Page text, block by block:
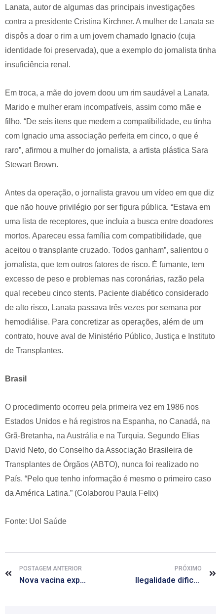
Lanata, autor de algumas das principais investigações
contra a presidente Cristina Kirchner. A mulher de Lanata se
dispôs a doar o rim a um jovem chamado Ignacio (cuja
identidade foi preservada), que a exemplo do jornalista tinha
insuficiência renal.
Em troca, a mãe do jovem doou um rim saudável a Lanata.
Marido e mulher eram incompatíveis, assim como mãe e
filho. “De seis itens que medem a compatibilidade, eu tinha
com Ignacio uma associação perfeita em cinco, o que é
raro”, afirmou a mulher do jornalista, a artista plástica Sara
Stewart Brown.
Antes da operação, o jornalista gravou um vídeo em que diz
que não houve privilégio por ser figura pública. “Estava em
uma lista de receptores, que incluía a busca entre doadores
mortos. Apareceu essa família com compatibilidade, que
aceitou o transplante cruzado. Todos ganham”, salientou o
jornalista, que tem outros fatores de risco. É fumante, tem
excesso de peso e problemas nas coronárias, razão pela
qual recebeu cinco stents. Paciente diabético considerado
de alto risco, Lanata passava três vezes por semana por
hemodiálise. Para concretizar as operações, além de um
contrato, houve aval de Ministério Público, Justiça e Instituto
de Transplantes.
Brasil
O procedimento ocorreu pela primeira vez em 1986 nos
Estados Unidos e há registros na Espanha, no Canadá, na
Grã-Bretanha, na Austrália e na Turquia. Segundo Elias
David Neto, do Conselho da Associação Brasileira de
Transplantes de Órgãos (ABTO), nunca foi realizado no
País. “Pelo que tenho informação é mesmo o primeiro caso
da América Latina.” (Colaborou Paula Felix)
Fonte: Uol Saúde
POSTAGEM ANTERIOR
Nova vacina experimental contra Ebola é eficaz em macacos
PRÓXIMO
Ilegalidade dificulta pesquisas sobre maconha medicinal, diz pesquisador